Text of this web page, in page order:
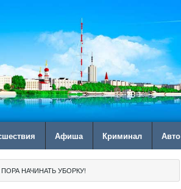
Афиша Криминал Авто
НАЧИНАТЬ УБОРКУ!